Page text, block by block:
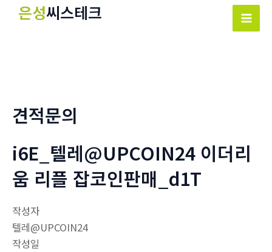
은성씨스테크
Main
견적문의
i6E_텔레@UPCOIN24 이더리
움 리플 잡코인판매_d1T
작성자
텔레@UPCOIN24
작성일